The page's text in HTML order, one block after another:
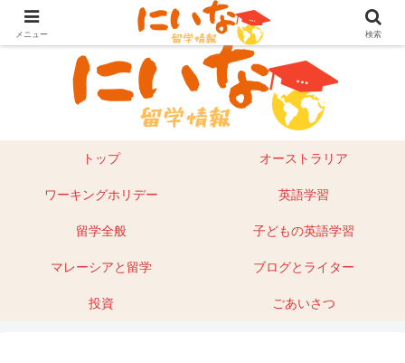
目指せ！英語留学｜オーストラリア留学やマレーシアもあり
トップ オーストラリア
ワーキングホリデー 英語学習
留学全般 子どもの英語学習
マレーシアと留学 ブログとライター
投資 ごあいさつ
メニュー 検索